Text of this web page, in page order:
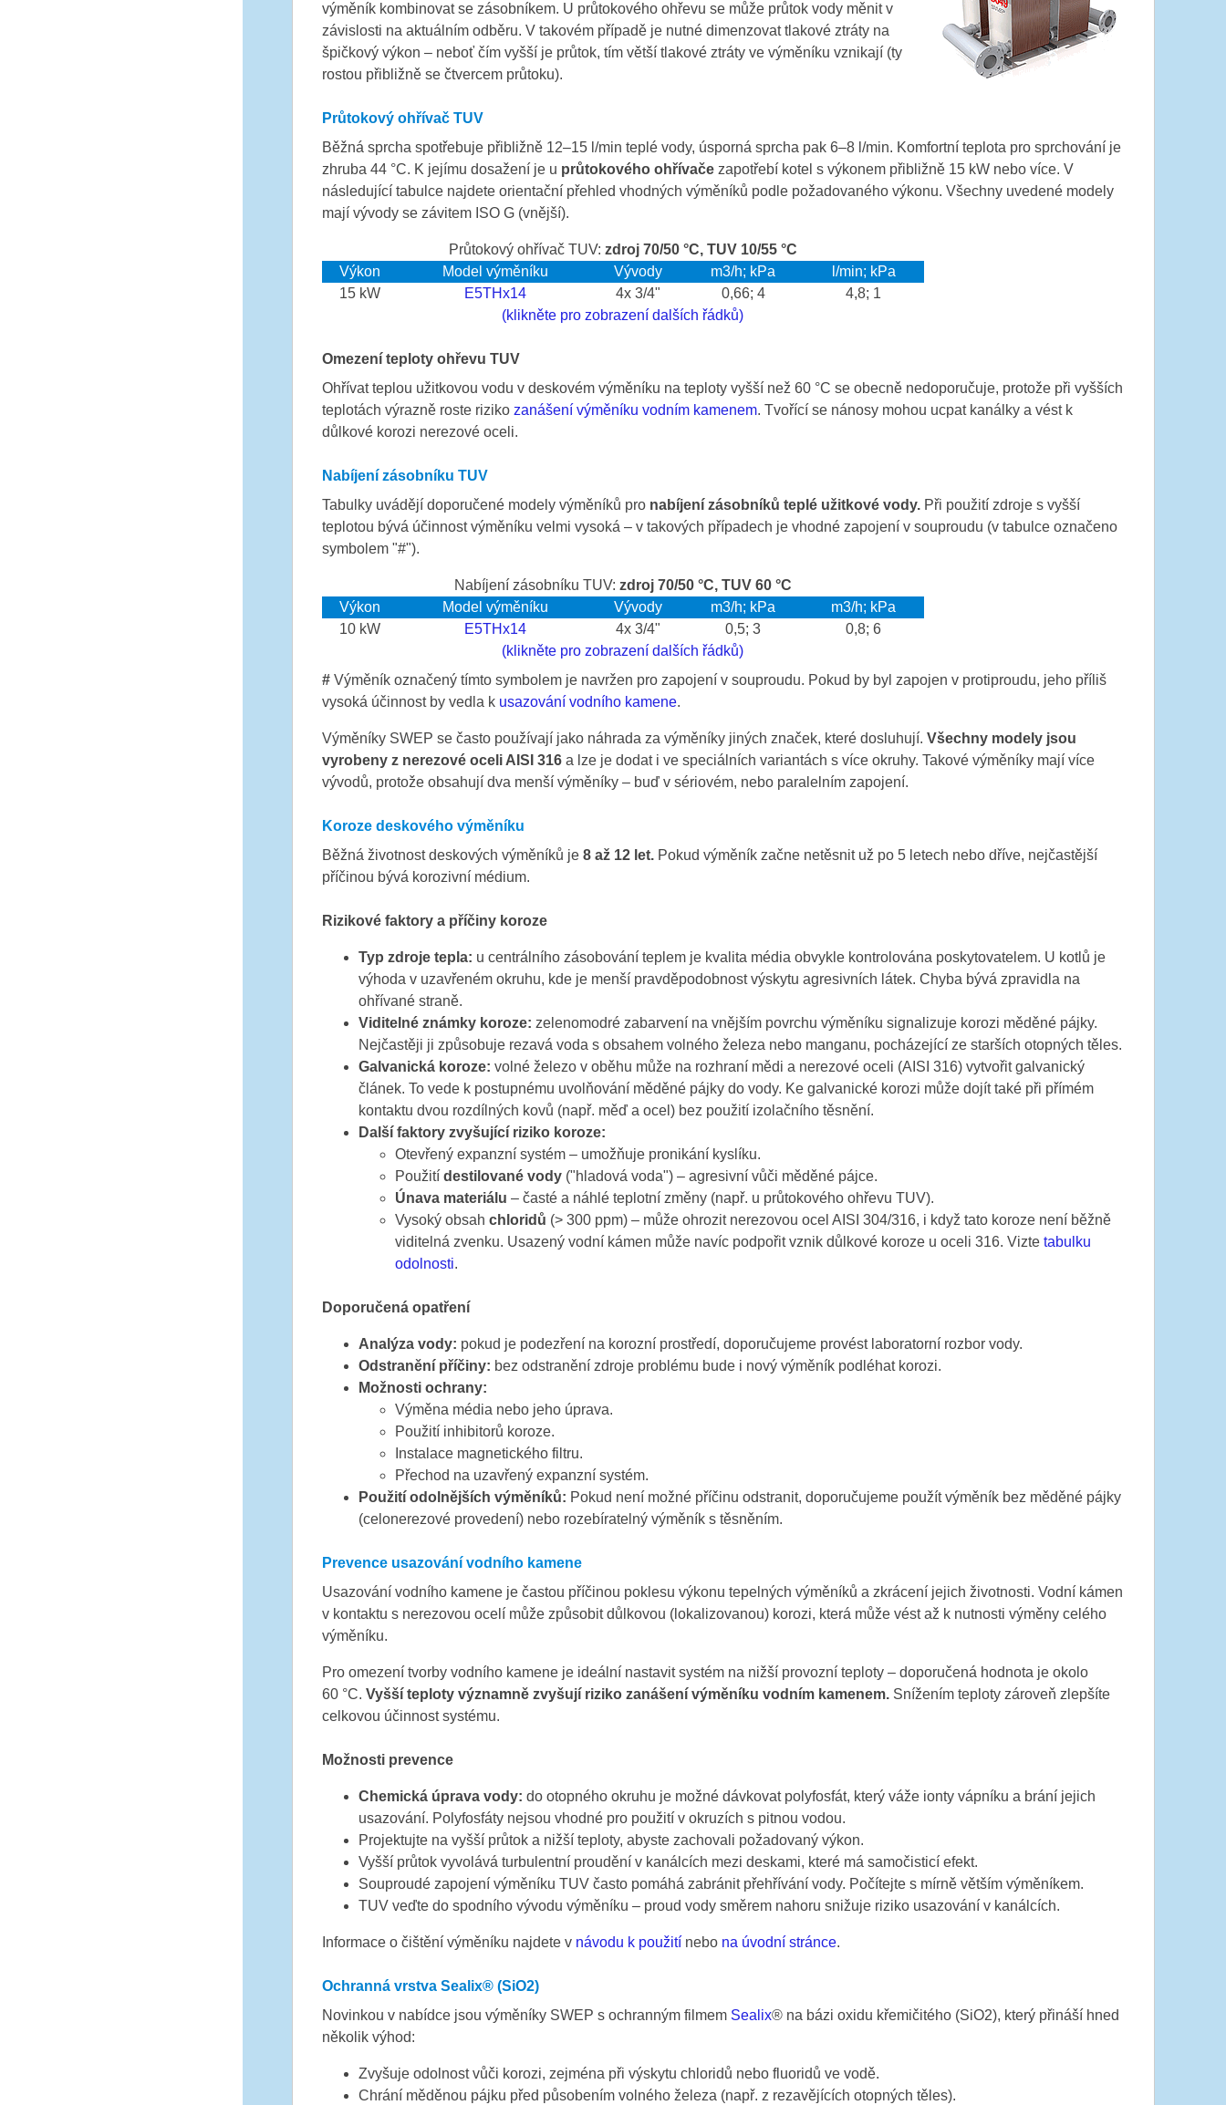
výměník kombinovat se zásobníkem. U průtokového ohřevu se může průtok vody měnit v
závislosti na aktuálním odběru. V takovém případě je nutné dimenzovat tlakové ztráty na
špičkový výkon – neboť čím vyšší je průtok, tím větší tlakové ztráty ve výměníku vznikají (ty
rostou přibližně se čtvercem průtoku).
Průtokový ohřívač TUV
Běžná sprcha spotřebuje přibližně 12–15 l/min teplé vody, úsporná sprcha pak 6–8 l/min. Komfortní teplota pro sprchování je
zhruba 44 °C. K jejímu dosažení je u průtokového ohřívačezapotřebí kotel s výkonem přibližně 15 kW nebo více. V
následující tabulce najdete orientační přehled vhodných výměníků podle požadovaného výkonu. Všechny uvedené modely
mají vývody se závitem ISO G (vnější).
Výkon Model výměníku Vývody m3/h; kPa
l/min; kPa
15 kW
E5THx14 4x 3/4" 0,66; 4
4,8; 1
(klikněte pro zobrazení dalších řádků)
Průtokový ohřívač TUV: zdroj 70/50 °C, TUV 10/55 °C
Omezení teploty ohřevu TUV
Ohřívat teplou užitkovou vodu v deskovém výměníku na teploty vyšší než 60 °C se obecně nedoporučuje, protože při vyšších
teplotách výrazně roste riziko zanášení výměníku vodním kamenem. Tvořící se nánosy mohou ucpat kanálky a vést k
důlkové korozi nerezové oceli.
Nabíjení zásobníku TUV
Tabulky uvádějí doporučené modely výměníků pro nabíjení zásobníků teplé užitkové vody.Při použití zdroje s vyšší
teplotou bývá účinnost výměníku velmi vysoká – v takových případech je vhodné zapojení v souproudu (v tabulce označeno
symbolem "#").
Výkon Model výměníku Vývody m3/h; kPa
m3/h; kPa
10 kW
E5THx14 4x 3/4" 0,5; 3
0,8; 6
(klikněte pro zobrazení dalších řádků)
Nabíjení zásobníku TUV: zdroj 70/50 °C, TUV 60 °C
#Výměník označený tímto symbolem je navržen pro zapojení v souproudu. Pokud by byl zapojen v protiproudu, jeho příliš
vysoká účinnost by vedla k usazování vodního kamene.
Výměníky SWEP se často používají jako náhrada za výměníky jiných značek, které dosluhují. Všechny modely jsou
vyrobeny z nerezové oceli AISI 316a lze je dodat i ve speciálních variantách s více okruhy. Takové výměníky mají více
vývodů, protože obsahují dva menší výměníky – buď v sériovém, nebo paralelním zapojení.
Koroze deskového výměníku
Běžná životnost deskových výměníků je 8 až 12 let.Pokud výměník začne netěsnit už po 5 letech nebo dříve, nejčastější
příčinou bývá korozivní médium.
Rizikové faktory a příčiny koroze
Typ zdroje tepla: u centrálního zásobování teplem je kvalita média obvykle kontrolována poskytovatelem. U kotlů je
výhoda v uzavřeném okruhu, kde je menší pravděpodobnost výskytu agresivních látek. Chyba bývá zpravidla na
ohřívané straně.
Viditelné známky koroze: zelenomodré zabarvení na vnějším povrchu výměníku signalizuje korozi měděné pájky.
Nejčastěji ji způsobuje rezavá voda s obsahem volného železa nebo manganu, pocházející ze starších otopných těles.
Galvanická koroze: volné železo v oběhu může na rozhraní mědi a nerezové oceli (AISI 316) vytvořit galvanický
článek. To vede k postupnému uvolňování měděné pájky do vody. Ke galvanické korozi může dojít také při přímém
kontaktu dvou rozdílných kovů (např. měď a ocel) bez použití izolačního těsnění.
Další faktory zvyšující riziko koroze:
Otevřený expanzní systém – umožňuje pronikání kyslíku.
Použití destilované vody("hladová voda") – agresivní vůči měděné pájce.
Únava materiálu – časté a náhlé teplotní změny (např. u průtokového ohřevu TUV).
Vysoký obsah chloridů (> 300 ppm) – může ohrozit nerezovou ocel AISI 304/316, i když tato koroze není běžně
viditelná zvenku. Usazený vodní kámen může navíc podpořit vznik důlkové koroze u oceli 316. Vizte tabulku
odolnosti.
Doporučená opatření
Analýza vody: pokud je podezření na korozní prostředí, doporučujeme provést laboratorní rozbor vody.
Odstranění příčiny: bez odstranění zdroje problému bude i nový výměník podléhat korozi.
Možnosti ochrany:
Výměna média nebo jeho úprava.
Použití inhibitorů koroze.
Instalace magnetického filtru.
Přechod na uzavřený expanzní systém.
Použití odolnějších výměníků: Pokud není možné příčinu odstranit, doporučujeme použít výměník bez měděné pájky
(celonerezové provedení) nebo rozebíratelný výměník s těsněním.
Prevence usazování vodního kamene
Usazování vodního kamene je častou příčinou poklesu výkonu tepelných výměníků a zkrácení jejich životnosti. Vodní kámen
v kontaktu s nerezovou ocelí může způsobit důlkovou (lokalizovanou) korozi, která může vést až k nutnosti výměny celého
výměníku.
Pro omezení tvorby vodního kamene je ideální nastavit systém na nižší provozní teploty – doporučená hodnota je okolo
60 °C. Vyšší teploty významně zvyšují riziko zanášení výměníku vodním kamenem.Snížením teploty zároveň zlepšíte
celkovou účinnost systému.
Možnosti prevence
Chemická úprava vody: do otopného okruhu je možné dávkovat polyfosfát, který váže ionty vápníku a brání jejich
usazování. Polyfosfáty nejsou vhodné pro použití v okruzích s pitnou vodou.
Projektujte na vyšší průtok a nižší teploty, abyste zachovali požadovaný výkon.
Vyšší průtok vyvolává turbulentní proudění v kanálcích mezi deskami, které má samočisticí efekt.
Souproudé zapojení výměníku TUV často pomáhá zabránit přehřívání vody. Počítejte s mírně větším výměníkem.
TUV veďte do spodního vývodu výměníku – proud vody směrem nahoru snižuje riziko usazování v kanálcích.
Informace o čištění výměníku najdete v návodu k použitínebo na úvodní stránce.
Ochranná vrstva Sealix® (SiO2)
Novinkou v nabídce jsou výměníky SWEP s ochranným filmem Sealix® na bázi oxidu křemičitého (SiO2), který přináší hned
několik výhod:
Zvyšuje odolnost vůči korozi, zejména při výskytu chloridů nebo fluoridů ve vodě.
Chrání měděnou pájku před působením volného železa (např. z rezavějících otopných těles).